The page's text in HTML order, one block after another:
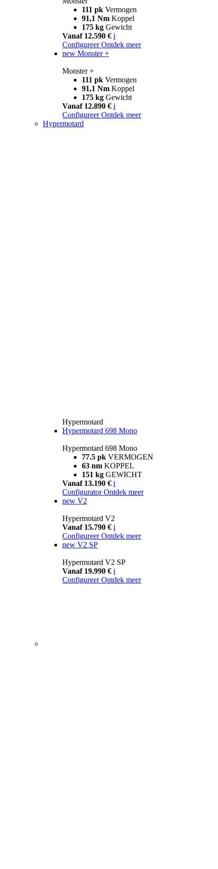
111 pk Vermogen
91,1 Nm Koppel
175 kg Gewicht
Vanaf 12.590 € i
Configureer Ontdek meer
new Monster +
Monster +
111 pk Vermogen
91,1 Nm Koppel
175 kg Gewicht
Vanaf 12.890 € i
Configureer Ontdek meer
Hypermotard
Hypermotard
Hypermotard 698 Mono
Hypermotard 698 Mono
77.5 pk VERMOGEN
63 nm KOPPEL
151 kg GEWICHT
Vanaf 13.190 € i
Configurator Ontdek meer
new V2
Hypermotard V2
Vanaf 15.790 € i
Configureer Ontdek meer
new V2 SP
Hypermotard V2 SP
Vanaf 19.990 € i
Configureer Ontdek meer